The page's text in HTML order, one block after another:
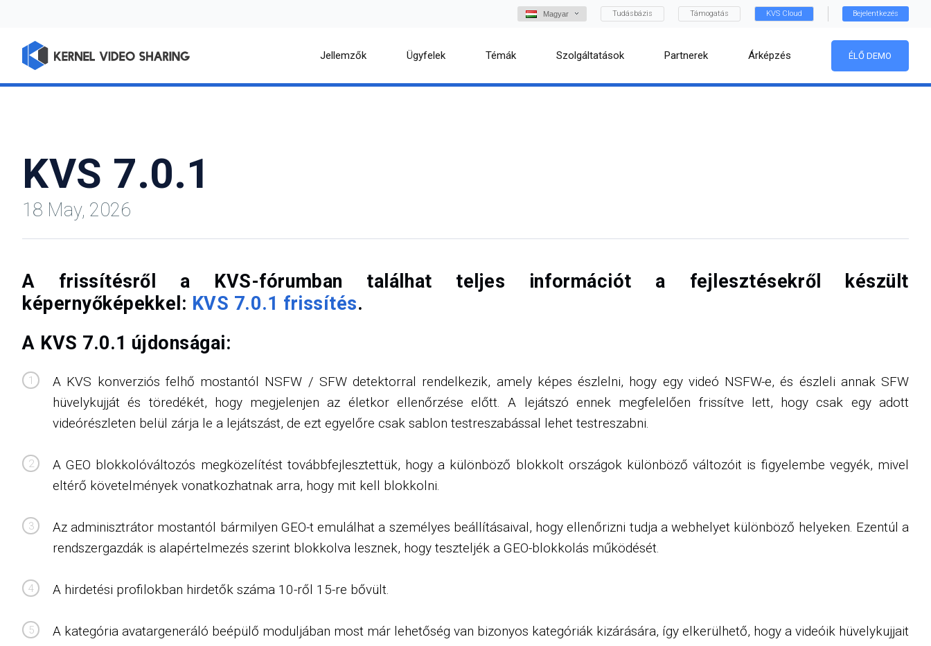
Magyar Tudásbázis Támogatás KVS Cloud Bejelentkezés
Jellemzők Ügyfelek Témák Szolgáltatások Partnerek Árképzés ÉLŐ DEMO
KVS 7.0.1
18 May, 2026
A frissítésről a KVS-fórumban találhat teljes információt a fejlesztésekről készült
képernyőképekkel: KVS 7.0.1 frissítés.
A KVS 7.0.1 újdonságai:
A KVS konverziós felhő mostantól NSFW / SFW detektorral rendelkezik, amely képes észlelni, hogy egy videó NSFW-e, és észleli annak SFW
hüvelykujját és töredékét, hogy megjelenjen az életkor ellenőrzése előtt. A lejátszó ennek megfelelően frissítve lett, hogy csak egy adott
videórészleten belül zárja le a lejátszást, de ezt egyelőre csak sablon testreszabással lehet testreszabni.
A GEO blokkolóváltozós megközelítést továbbfejlesztettük, hogy a különböző blokkolt országok különböző változóit is figyelembe vegyék, mivel
eltérő követelmények vonatkozhatnak arra, hogy mit kell blokkolni.
Az adminisztrátor mostantól bármilyen GEO-t emulálhat a személyes beállításaival, hogy ellenőrizni tudja a webhelyet különböző helyeken. Ezentúl a
rendszergazdák is alapértelmezés szerint blokkolva lesznek, hogy teszteljék a GEO-blokkolás működését.
A hirdetési profilokban hirdetők száma 10-ről 15-re bővült.
A kategória avatargeneráló beépülő moduljában most már lehetőség van bizonyos kategóriák kizárására, így elkerülhető, hogy a videóik hüvelykujjait